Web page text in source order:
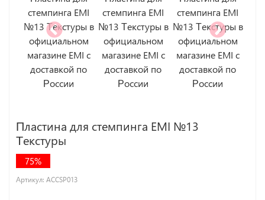
Пластина для стемпинга EMI №13
Текстуры
75%
Артикул: ACCSP013